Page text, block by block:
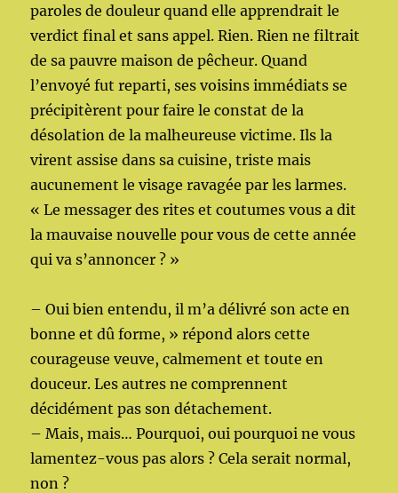
paroles de douleur quand elle apprendrait le
verdict final et sans appel. Rien. Rien ne filtrait
de sa pauvre maison de pêcheur. Quand
l’envoyé fut reparti, ses voisins immédiats se
précipitèrent pour faire le constat de la
désolation de la malheureuse victime. Ils la
virent assise dans sa cuisine, triste mais
aucunement le visage ravagée par les larmes.
« Le messager des rites et coutumes vous a dit
la mauvaise nouvelle pour vous de cette année
qui va s’annoncer ? »
– Oui bien entendu, il m’a délivré son acte en
bonne et dû forme, » répond alors cette
courageuse veuve, calmement et toute en
douceur. Les autres ne comprennent
décidément pas son détachement.
– Mais, mais… Pourquoi, oui pourquoi ne vous
lamentez-vous pas alors ? Cela serait normal,
non ?